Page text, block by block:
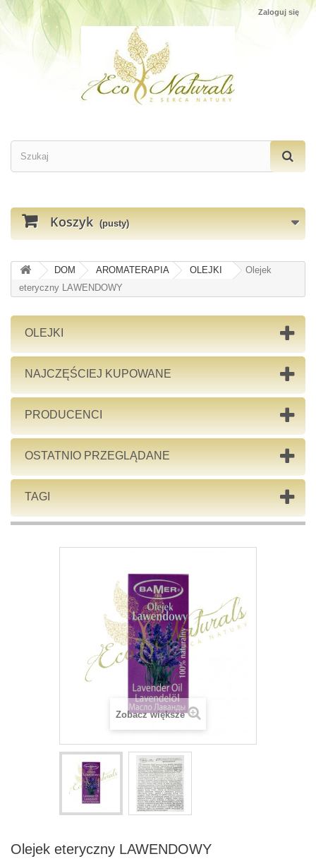
Zaloguj się
Koszyk (pusty)
DOM AROMATERAPIA OLEJKI
Olejek
eteryczny LAWENDOWY
OLEJKI
NAJCZĘŚCIEJ KUPOWANE
PRODUCENCI
OSTATNIO PRZEGLĄDANE
TAGI
Zobacz większe
Olejek eteryczny LAWENDOWY